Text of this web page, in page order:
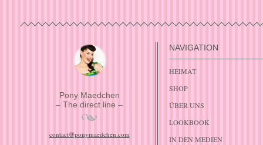
Pony Maedchen
– The direct line –
contact@ponymaedchen.com
NAVIGATION
HEIMAT
SHOP
ÜBER UNS
LOOKBOOK
IN DEN MEDIEN